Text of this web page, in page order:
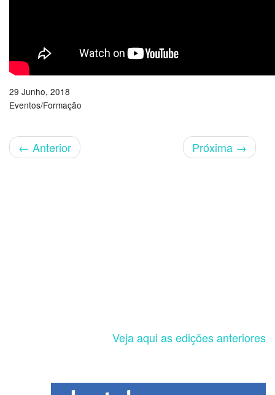
29 Junho, 2018
Eventos/Formação
← Anterior Próxima →
Veja aqui as edições anteriores